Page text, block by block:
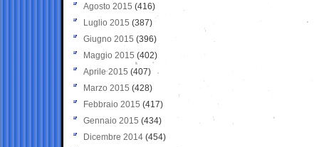
Agosto 2015 (416)
Luglio 2015 (387)
Giugno 2015 (396)
Maggio 2015 (402)
Aprile 2015 (407)
Marzo 2015 (428)
Febbraio 2015 (417)
Gennaio 2015 (434)
Dicembre 2014 (454)